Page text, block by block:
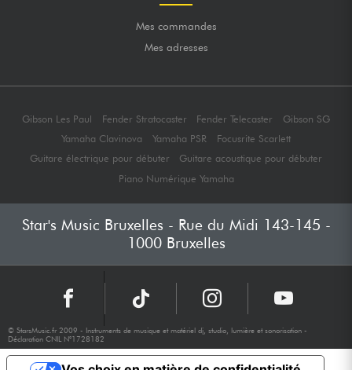
Mes commandes
Mes adresses
Gibson Les Paul Fender Stratocaster Fender Telecaster
Gibson SG
Yamaha Clavinova
Yamaha PSR
Focusrite Scarlett
Guitare électrique pour débuter
Guitare acoustique pour débuter
Piano Numérique Yamaha
Star's Music Bruxelles - Rue du Midi 143-145 -
1000 Bruxelles
© StarsMusic.fr 2009 - Instruments de musique et matériel dj, studio, lumière et sonorisation -
Déclaration CNIL N°1728182